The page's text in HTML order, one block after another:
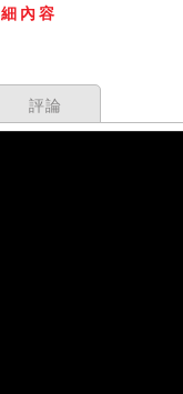
內容
評論